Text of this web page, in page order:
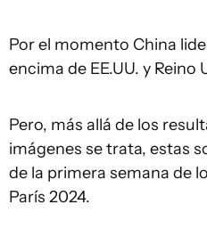
Por el momento China
encima de EE.UU. y Reino
Pero, más allá de los
imágenes se trata, estas
de la primera semana de
París 2024.